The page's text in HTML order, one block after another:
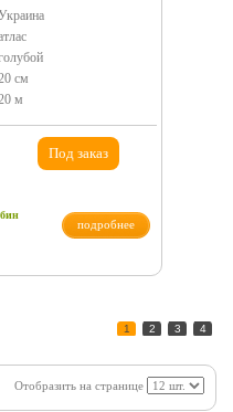
см
м
Под заказ
подробнее
1 2 3 4
Отобразить на странице